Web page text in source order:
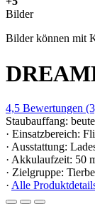
Bilder
Bilder können mit
4,5 Bewertungen
Staubauffang:
· Einsatzbereich:
· Ausstattung:
· Akkulaufzeit: 50
· Zielgruppe:
· Alle